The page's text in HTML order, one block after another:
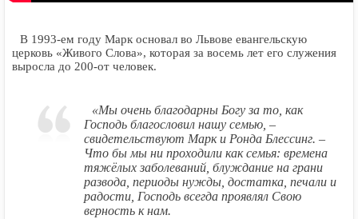
В 1993-ем году Марк основал во Львове евангельскую
церковь «Живого Слова», которая за восемь лет его служения
выросла до 200-от человек.
«Мы очень благодарны Богу за то, как
Господь благословил нашу семью, –
свидетельствуют Марк и Ронда Блессинг. –
Что бы мы ни проходили как семья: времена
тяжёлых заболеваний, блуждание на грани
развода, периоды нужды, достатка, печали и
радости, Господь всегда проявлял Свою
верность к нам.